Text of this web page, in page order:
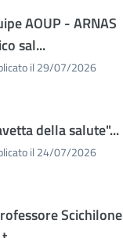
AOUP - ARNAS
sal...
il 29/07/2026
della salute"...
il 24/07/2026
Scichilone